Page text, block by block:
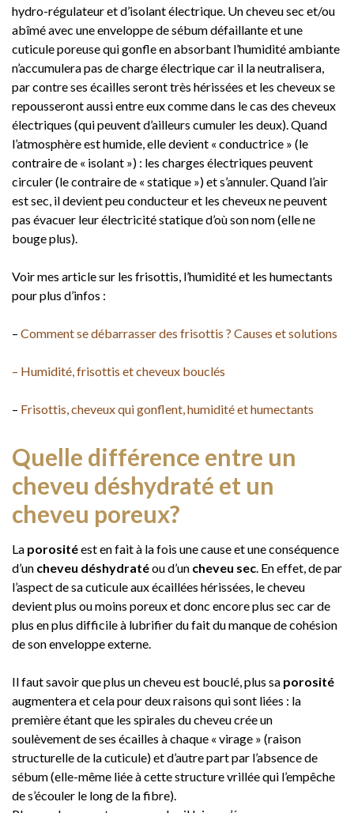
hydro-régulateur et d’isolant électrique. Un cheveu sec et/ou
abîmé avec une enveloppe de sébum défaillante et une
cuticule poreuse qui gonfle en absorbant l’humidité ambiante
n’accumulera pas de charge électrique car il la neutralisera,
par contre ses écailles seront très hérissées et les cheveux se
repousseront aussi entre eux comme dans le cas des cheveux
électriques (qui peuvent d’ailleurs cumuler les deux). Quand
l’atmosphère est humide, elle devient « conductrice » (le
contraire de « isolant ») : les charges électriques peuvent
circuler (le contraire de « statique ») et s’annuler. Quand l’air
est sec, il devient peu conducteur et les cheveux ne peuvent
pas évacuer leur électricité statique d’où son nom (elle ne
bouge plus).
Voir mes article sur les frisottis, l’humidité et les humectants
pour plus d’infos :
– Comment se débarrasser des frisottis ? Causes et solutions
– Humidité, frisottis et cheveux bouclés
– Frisottis, cheveux qui gonflent, humidité et humectants
Quelle différence entre un
cheveu déshydraté et un
cheveu poreux?
La porositéest en fait à la fois une cause et une conséquence
d’un cheveu déshydratéou d’un cheveu sec. En effet, de par
l’aspect de sa cuticule aux écaillées hérissées, le cheveu
devient plus ou moins poreux et donc encore plus sec car de
plus en plus difficile à lubrifier du fait du manque de cohésion
de son enveloppe externe.
Il faut savoir que plus un cheveu est bouclé, plus sa porosité
augmentera et cela pour deux raisons qui sont liées : la
première étant que les spirales du cheveu crée un
soulèvement de ses écailles à chaque « virage » (raison
structurelle de la cuticule) et d’autre part par l’absence de
sébum (elle-même liée à cette structure vrillée qui l’empêche
de s’écouler le long de la fibre).